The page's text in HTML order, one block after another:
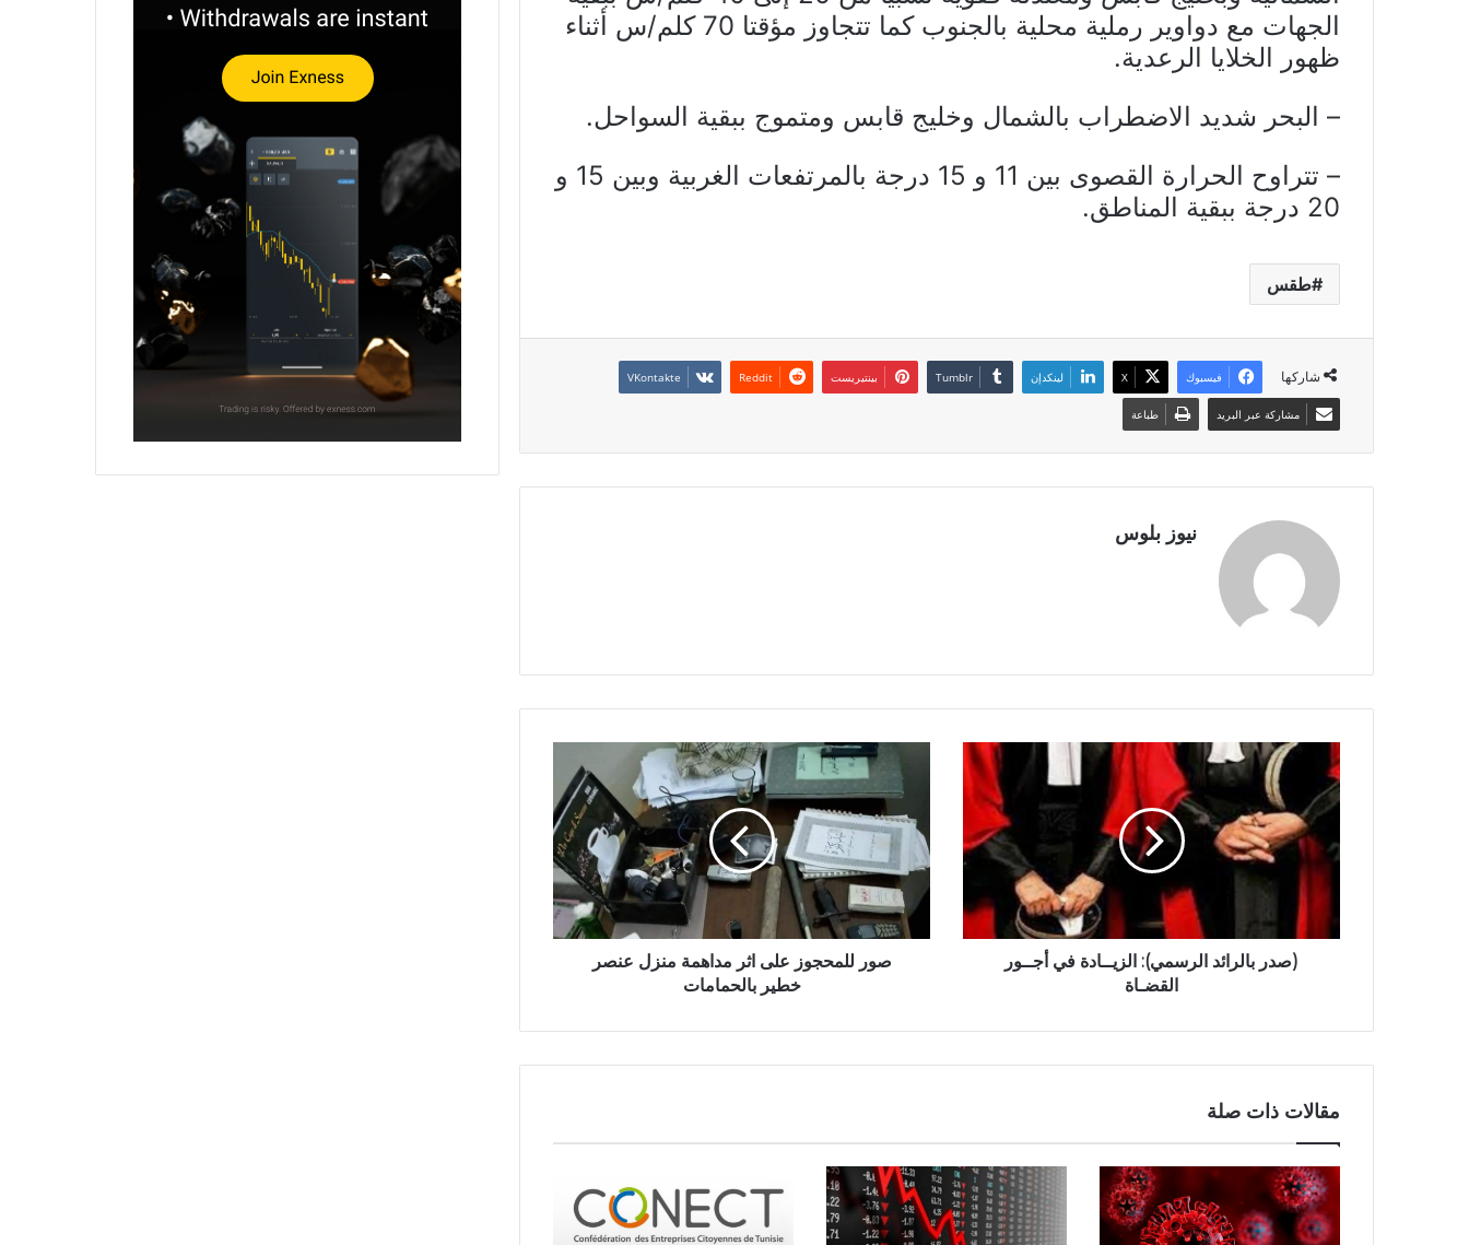
الجهات مع دواوير رملية محلية بالجنوب كما تتجاوز مؤقتا 70 كلم/س أثناء
ظهور الخلايا الرعدية.
– البحر شديد الاضطراب بالشمال وخليج قابس ومتموج ببقية السواحل.
– تتراوح الحرارة القصوى بين 11 و 15 درجة بالمرتفعات الغربية وبين 15 و
20 درجة ببقية المناطق.
طقس
شاركها فيسبوك X لينكدإن بينتيريست
مشاركة عبر البريد طباعة
نيوز بلوس
(صدر بالرائد الرسمي): الزيــادة في أجــور
القضـاة
صور للمحجوز على اثر مداهمة منزل عنصر
خطير بالحمامات
مقالات ذات صلة